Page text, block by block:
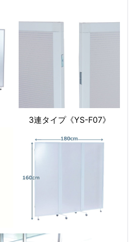
3連タイプ《YS-F07》